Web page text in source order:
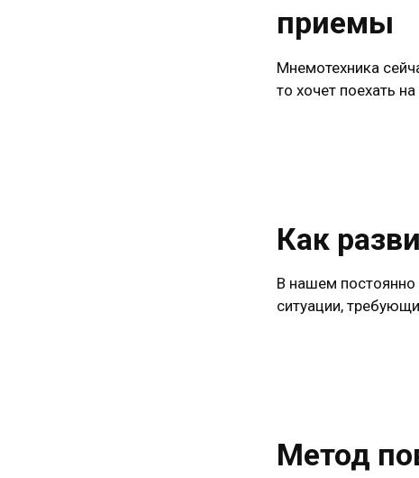
приемы
Мнемотехника
то хочет поехать
Как
В нашем
ситуации,
Метод